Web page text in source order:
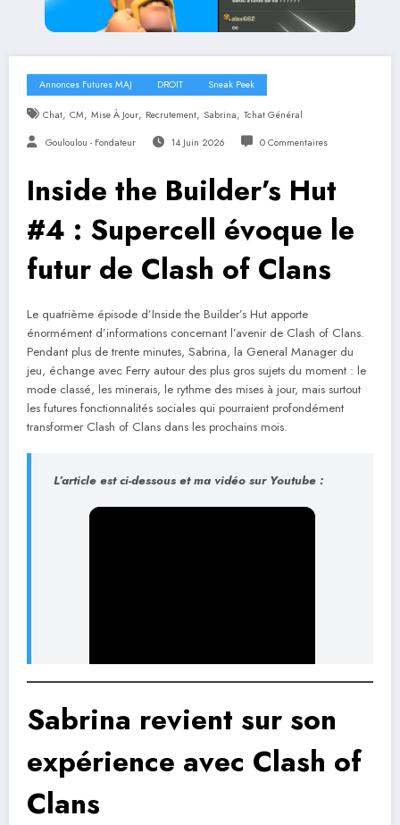
Annonces Futures MAJ DROIT Sneak Peek
Chat, CM, Mise À Jour, Recrutement, Sabrina, Tchat Général
Gouloulou - Fondateur 14 Juin 2026 0 Commentaires
Inside the Builder’s Hut
#4 : Supercell évoque le
futur de Clash of Clans
Le quatrième épisode d’Inside the Builder’s Hut apporte
énormément d’informations concernant l’avenir de Clash of Clans.
Pendant plus de trente minutes, Sabrina, la General Manager du
jeu, échange avec Ferry autour des plus gros sujets du moment : le
mode classé, les minerais, le rythme des mises à jour, mais surtout
les futures fonctionnalités sociales qui pourraient profondément
transformer Clash of Clans dans les prochains mois.
L’article est ci-dessous etma vidéo sur Youtube :
Sabrina revient sur son
expérience avec Clash of
Clans